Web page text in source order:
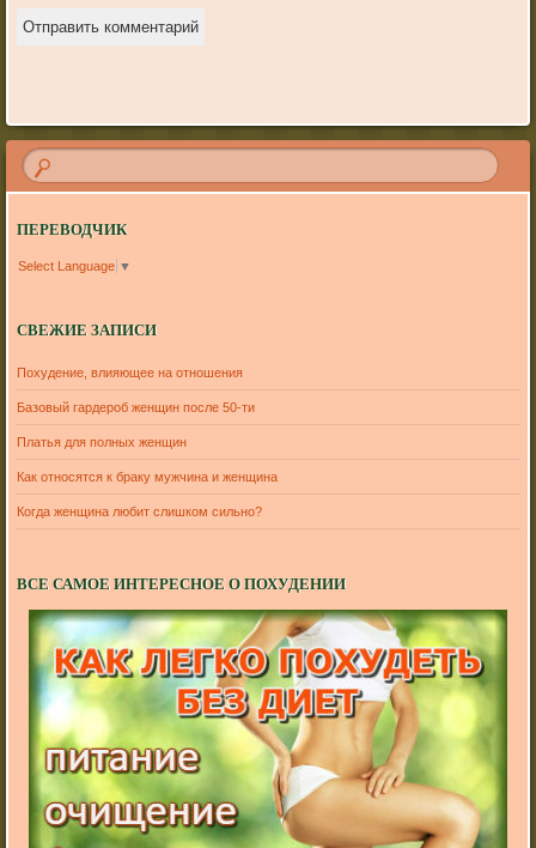
ПЕРЕВОДЧИК
Select Language ▼
СВЕЖИЕ ЗАПИСИ
Похудение, влияющее на отношения
Базовый гардероб женщин после 50-ти
Платья для полных женщин
Как относятся к браку мужчина и женщина
Когда женщина любит слишком сильно?
ВСЕ САМОЕ ИНТЕРЕСНОЕ О ПОХУДЕНИИ